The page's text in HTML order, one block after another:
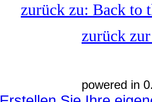
zurück zu: Back to
zurück
powered in